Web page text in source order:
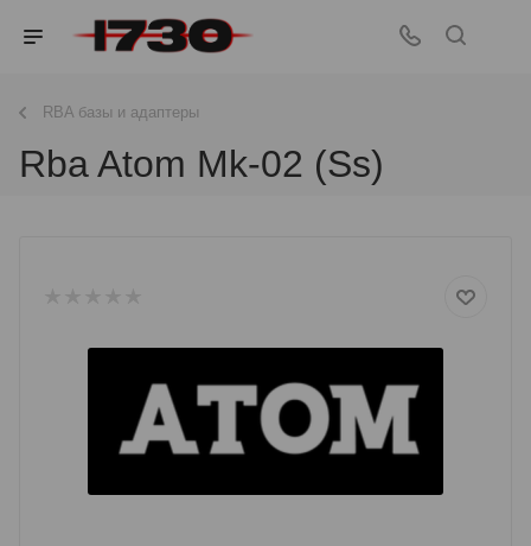
RBA базы и адаптеры
Rba Atom Mk-02 (Ss)